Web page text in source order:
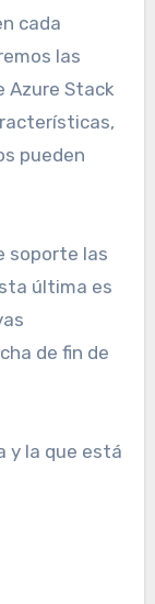
cada
las
Azure Stack
pueden
soporte las
última es
de fin de
y la que está